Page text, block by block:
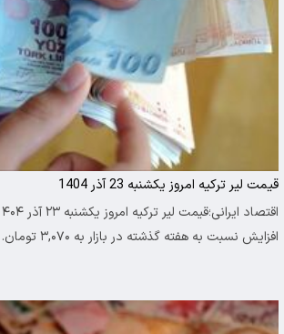
قیمت لیر ترکیه امروز یکشنبه 23 آذر 1404
افزایش نسبت به هفته گذشته در بازار به ۳,۰۷۰ تومان…